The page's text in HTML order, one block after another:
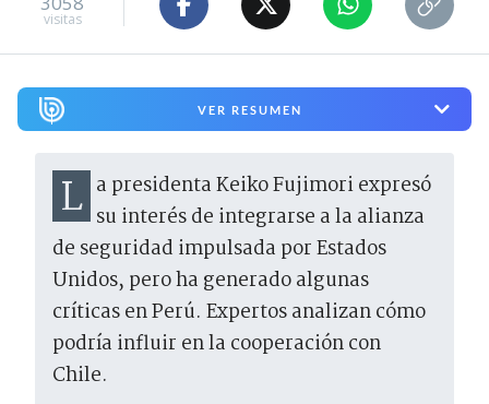
visitas
VER RESUMEN
La presidenta Keiko Fujimori expresó su interés de integrarse a la alianza
de seguridad impulsada por Estados
Unidos, pero ha generado algunas
críticas en Perú. Expertos analizan cómo
podría influir en la cooperación con
Chile.